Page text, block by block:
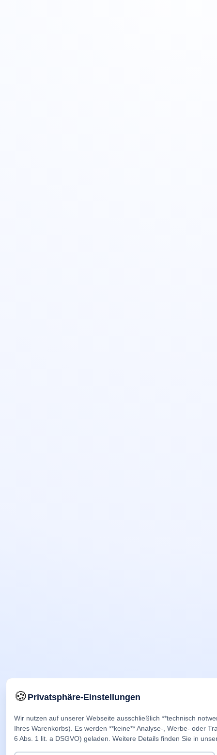
🍪Privatsphäre-Einstellungen
Wir nutzen auf unserer Webseite ausschließlich **technisch
Ihres Warenkorbs). Es werden **keine** Analyse-, Werbe- oder
6 Abs. 1 lit. a DSGVO) geladen. Weitere Details finden Sie in